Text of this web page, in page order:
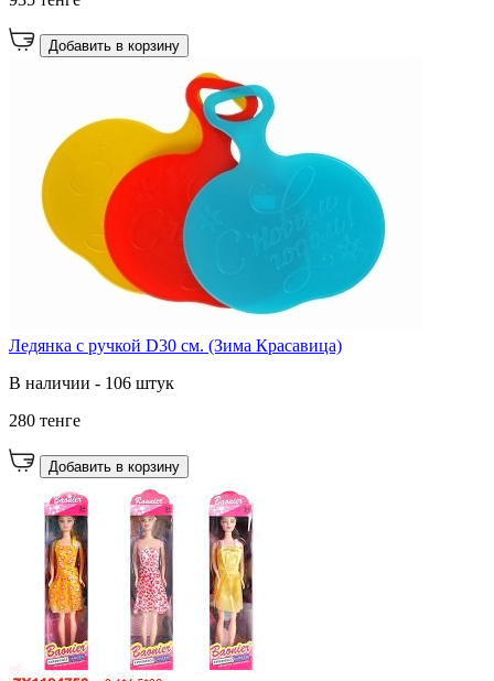
Добавить в корзину
Ледянка с ручкой D30 см. (Зима Красавица)
В наличии - 106 штук
280 тенге
Добавить в корзину